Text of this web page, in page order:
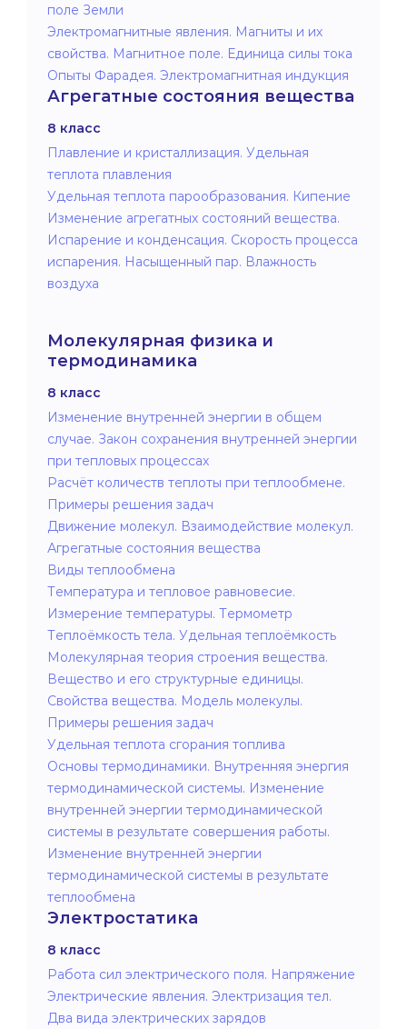
поле Земли
Электромагнитные явления. Магниты и их
свойства. Магнитное поле. Единица силы тока
Опыты Фарадея. Электромагнитная индукция
Агрегатные состояния вещества
8 класс
Плавление и кристаллизация. Удельная
теплота плавления
Удельная теплота парообразования. Кипение
Изменение агрегатных состояний вещества.
Испарение и конденсация. Скорость процесса
испарения. Насыщенный пар. Влажность
воздуха
Молекулярная физика и
термодинамика
8 класс
Изменение внутренней энергии в общем
случае. Закон сохранения внутренней энергии
при тепловых процессах
Расчёт количеств теплоты при теплообмене.
Примеры решения задач
Движение молекул. Взаимодействие молекул.
Агрегатные состояния вещества
Виды теплообмена
Температура и тепловое равновесие.
Измерение температуры. Термометр
Теплоёмкость тела. Удельная теплоёмкость
Молекулярная теория строения вещества.
Вещество и его структурные единицы.
Свойства вещества. Модель молекулы.
Примеры решения задач
Удельная теплота сгорания топлива
Основы термодинамики. Внутренняя энергия
термодинамической системы. Изменение
внутренней энергии термодинамической
системы в результате совершения работы.
Изменение внутренней энергии
термодинамической системы в результате
теплообмена
Электростатика
8 класс
Работа сил электрического поля. Напряжение
Электрические явления. Электризация тел.
Два вида электрических зарядов